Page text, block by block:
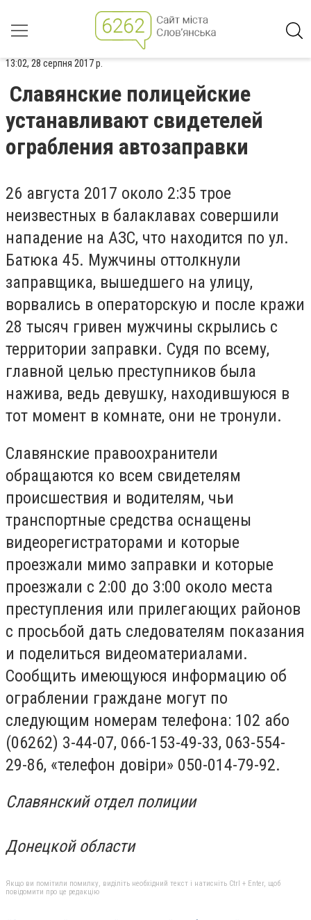
13:02, 28 серпня 2017 р.
Славянские полицейские
устанавливают свидетелей
ограбления автозаправки
26 августа 2017 около 2:35 трое
неизвестных в балаклавах совершили
нападение на АЗС, что находится по ул.
Батюка 45. Мужчины оттолкнули
заправщика, вышедшего на улицу,
ворвались в операторскую и после кражи
28 тысяч гривен мужчины скрылись с
территории заправки. Судя по всему,
главной целью преступников была
нажива, ведь девушку, находившуюся в
тот момент в комнате, они не тронули.
Славянские правоохранители
обращаются ко всем свидетелям
происшествия и водителям, чьи
транспортные средства оснащены
видеорегистраторами и которые
проезжали мимо заправки и которые
проезжали с 2:00 до 3:00 около места
преступления или прилегающих районов
с просьбой дать следователям показания
и поделиться видеоматериалами.
Сообщить имеющуюся информацию об
ограблении граждане могут по
следующим номерам телефона: 102 або
(06262) 3-44-07, 066-153-49-33, 063-554-
29-86, «телефон довіри» 050-014-79-92.
Славянский отдел полиции
Донецкой области
Якщо ви помітили помилку, виділіть необхідний текст і натисніть Ctrl + Enter, щоб
повідомити про це редакцію